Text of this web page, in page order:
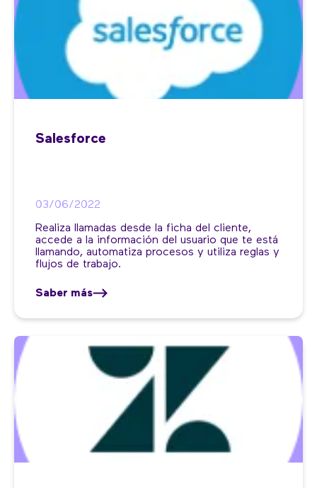
Salesforce
03/06/2022
Realiza llamadas desde la ficha del cliente,
accede a la información del usuario que te está
llamando, automatiza procesos y utiliza reglas y
flujos de trabajo.
Saber más